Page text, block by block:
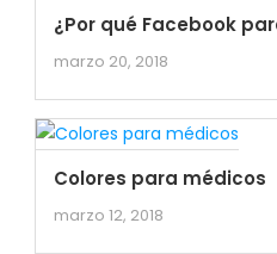
¿Por qué Facebook
marzo 20, 2018
Colores para médicos
marzo 12, 2018